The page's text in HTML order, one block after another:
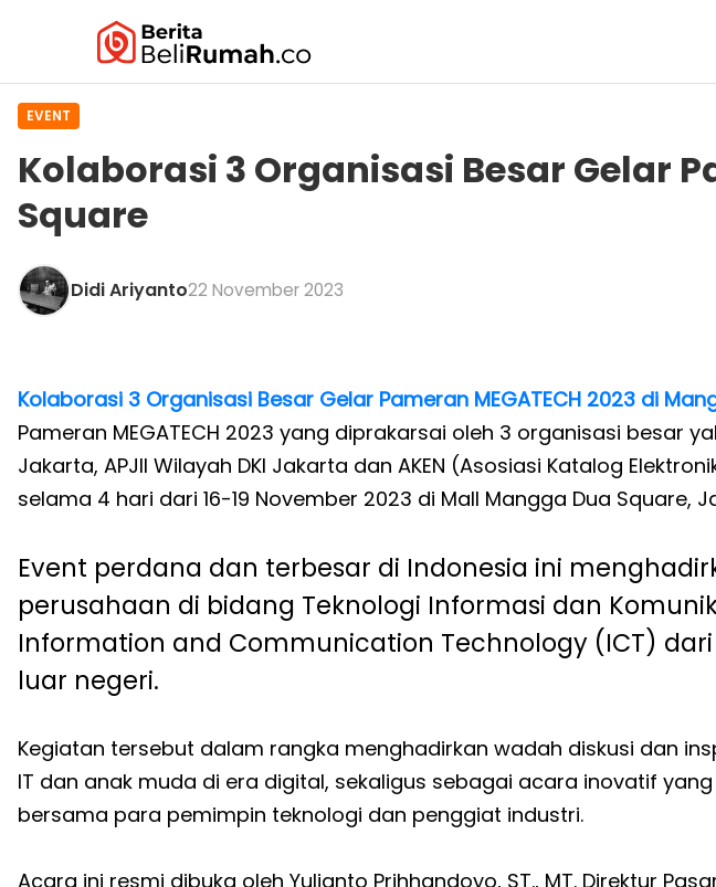
EVENT
Kolaborasi 3 Organisasi Besar Gelar
Square
Didi Ariyanto22 November 2023
Kolaborasi 3 Organisasi Besar Gelar Pameran MEGATECH 2023 di
Pameran MEGATECH 2023 yang diprakarsai oleh 3 organisasi besar
Jakarta, APJII Wilayah DKI Jakarta dan AKEN (Asosiasi Katalog
selama 4 hari dari 16-19 November 2023 di Mall Mangga Dua Square,
Event perdana dan terbesar di Indonesia ini
perusahaan di bidang Teknologi Informasi dan
Information and Communication Technology (ICT)
luar negeri.
Kegiatan tersebut dalam rangka menghadirkan wadah diskusi dan
IT dan anak muda di era digital, sekaligus sebagai acara inovatif
bersama para pemimpin teknologi dan penggiat industri.
Acara ini resmi dibuka oleh Yulianto Prihhandoyo, ST., MT. Direktur